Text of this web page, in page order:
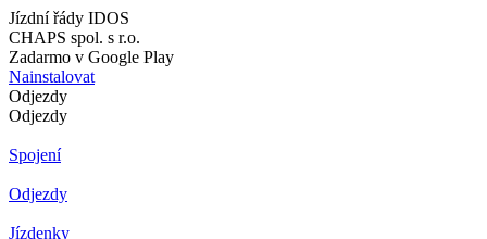
Jízdní řády IDOS
CHAPS spol. s r.o.
Zadarmo v Google Play
Nainstalovat
Odjezdy
Odjezdy
Spojení
Odjezdy
Jízdenky